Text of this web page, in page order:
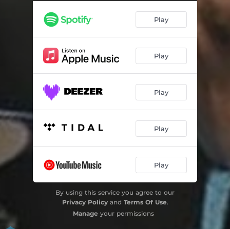
Falso Pai de Santo 02:42
Coração Em Desalinho 03:01
Seu Bernardo Sapateiro 03:41
Triste Desventura 03:15
Lenço 02:40
Jardim da Solidão 03:02
De Paulo a Paulinho 03:15
Amor Fiel
Play
Play
Play
Play
Play
By using this service you agree to our
Privacy Policyand Terms Of Use.
Manage your permissions